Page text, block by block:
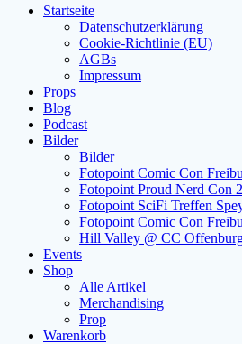
Startseite
Datenschutzerklärung
Cookie-Richtlinie (EU)
AGBs
Impressum
Props
Blog
Podcast
Bilder
Bilder
Fotopoint Comic Con
Fotopoint Proud Nerd Con
Fotopoint SciFi Treffen
Fotopoint Comic Con
Hill Valley @ CC
Events
Shop
Alle Artikel
Merchandising
Prop
Warenkorb